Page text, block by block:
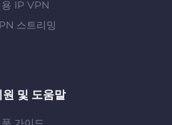
용 IP VPN
스트리밍
원 및 도움말